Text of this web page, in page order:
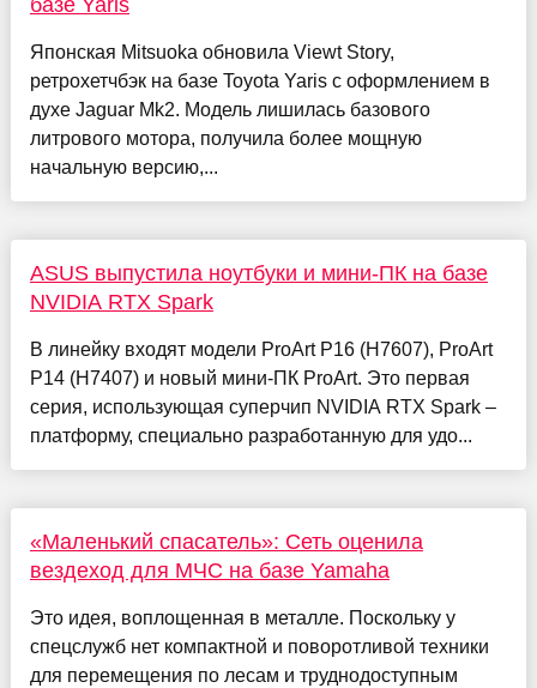
базе Yaris
Японская Mitsuoka обновила Viewt Story,
ретрохетчбэк на базе Toyota Yaris с оформлением в
духе Jaguar Mk2. Модель лишилась базового
литрового мотора, получила более мощную
начальную версию,...
ASUS выпустила ноутбуки и мини-ПК на базе
NVIDIA RTX Spark
В линейку входят модели ProArt P16 (H7607), ProArt
P14 (H7407) и новый мини-ПК ProArt. Это первая
серия, использующая суперчип NVIDIA RTX Spark –
платформу, специально разработанную для удо...
«Маленький спасатель»: Сеть оценила
вездеход для МЧС на базе Yamaha
Это идея, воплощенная в металле. Поскольку у
спецслужб нет компактной и поворотливой техники
для перемещения по лесам и труднодоступным